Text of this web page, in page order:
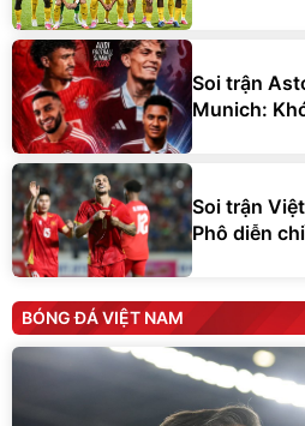
Soi trận
Munich:
Soi trận
Phô diễn
BÓNG ĐÁ VIỆT NAM